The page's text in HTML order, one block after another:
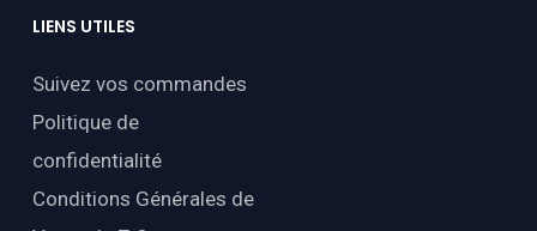
LIENS UTILES
Suivez vos commandes
Politique de
confidentialité
Conditions Générales de